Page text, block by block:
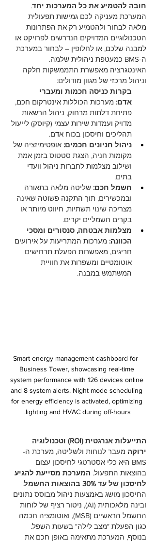
חובה להטמיע את כל המערכות יחד.
המערכת מעניקה לכם גמישות תפעולית
מלאה לבחור ולהטמיע רק את הפתרונות
הטכנולוגיים המדויקים הנדרשים לפרויקט או
למבנה שלכם, או לחלופין – לבחור במערכת
ה-BMS כמעטפת ניהולית שלמה.
האינטגרציה מאפשרת התממשקות חלקה
וניהול מרכזי של מגוון מודולים:
בקרות כניסה חכמות ומעברי
אדם: מערכות הכוללות אינטרקום חכם,
פתיחת דלתות מרחוק, ניהול הרשאות
מדויק ועמדות שירות עצמי (קיוסק) לייעול
תהליכים וחיסכון בכוח אדם.
ניהול חניונים חכמים: אופטימיזציה של
מקומות חניה, הצגת סטטוס בזמן אמת
ושילוב מצלמות לחברות ניהול וועדי
בתים.
חשמל חכם: שליטה מלאה בתאורה
ובמכשירים, תוך התקנה פשוטה שאינה
מצריכה שינוי תשתיות, חיווט מיותר או
בקרים חשמליים יקרים.
מצלמות אבטחה, סנסורים ומסכי
הכוונה: מערכות המתריעות על אירועים
חריגים, מאפשרות הפעלת תרחישים
אוטומטיים ומשפרות את חוויית
המשתמש במבנה.
Smart energy management dashboard for
Business Tower, showcasing real-time
system performance with 126 devices online
and 8 system alerts. Night mode scheduling
for energy efficiency is activated, optimizing
lighting and HVAC during off-hours.
התייעלות אנרגטית (ROI) וטכנולוגיה
ירוקה מעבר לנוחות ולשליטה, מערכת ה-
BMS היא כלי אסטרטגי לחיסכון עצום
בהוצאות התפעול. המערכת מסייעת להגיע
לחיסכון של עד 30% בהוצאות החשמל
.
החיסכון מושג באמצעות ניהול מבוסס נתונים
ובינה מלאכותית (AI), ניטור רציף של לוחות
החשמל הראשיים (MSB), ואוטומציה חכמה
כגון הפעלת "מצב לילה" בשעות השפל.
בנוסף, המערכת מתאימה באופן חכם את